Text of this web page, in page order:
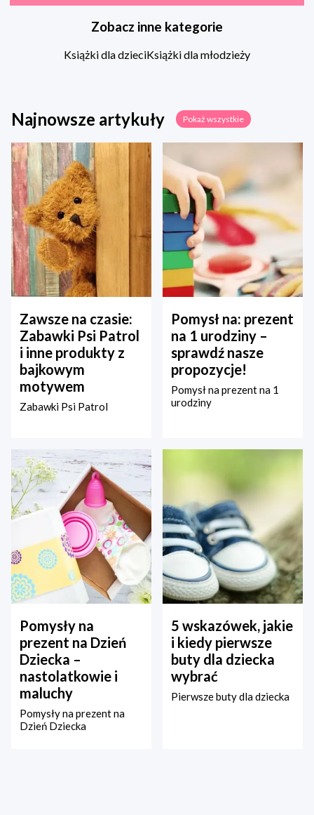
Zobacz inne kategorie
Książki dla dzieciKsiążki dla młodzieży
Najnowsze artykuły Pokaż wszystkie
Zawsze na czasie:
Zabawki Psi Patrol
i inne produkty z
bajkowym
motywem
Zabawki Psi Patrol
Pomysł na: prezent
na 1 urodziny –
sprawdź nasze
propozycje!
Pomysł na prezent na 1
urodziny
Pomysły na
prezent na Dzień
Dziecka –
nastolatkowie i
maluchy
Pomysły na prezent na
Dzień Dziecka
5 wskazówek, jakie
i kiedy pierwsze
buty dla dziecka
wybrać
Pierwsze buty dla dziecka